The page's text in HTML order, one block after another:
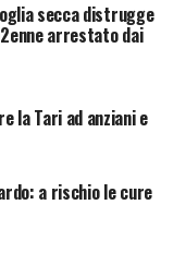
secca distrugge
arrestato dai
la Tari ad anziani e
a rischio le cure